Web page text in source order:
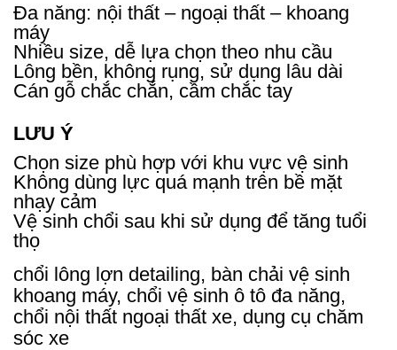
Đa năng: nội thất – ngoại thất – khoang
máy
Nhiều size, dễ lựa chọn theo nhu cầu
Lông bền, không rụng, sử dụng lâu dài
Cán gỗ chắc chắn, cầm chắc tay
LƯU Ý
Chọn size phù hợp với khu vực vệ sinh
Không dùng lực quá mạnh trên bề mặt
nhạy cảm
Vệ sinh chổi sau khi sử dụng để tăng tuổi
thọ
chổi lông lợn detailing, bàn chải vệ sinh
khoang máy, chổi vệ sinh ô tô đa năng,
chổi nội thất ngoại thất xe, dụng cụ chăm
sóc xe